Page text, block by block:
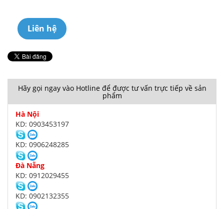
Liên hệ
Hãy gọi ngay vào Hotline để được tư vấn trực tiếp về sản
phẩm
Hà Nội
KD: 0903453197
KD: 0906248285
Đà Nẵng
KD: 0912029455
KD: 0902132355